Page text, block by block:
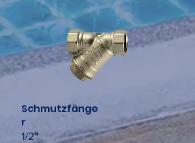
Schmutzfänge
r
1/2"